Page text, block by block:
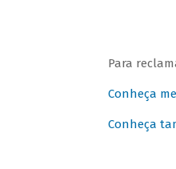
Para
Conheça
Conheça